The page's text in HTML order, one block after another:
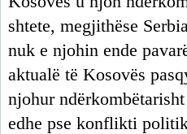
shtete, megjithëse
nuk e njohin ende
aktualë të Kosovës
njohur
edhe pse konflikti